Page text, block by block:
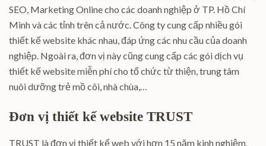
SEO, Marketing Online cho các doanh nghiệp ở TP. Hồ Chí
Minh và các tỉnh trên cả nước. Công ty cung cấp nhiều gói
thiết kế website khác nhau, đáp ứng các nhu cầu của doanh
nghiệp. Ngoài ra, đơn vị này cũng cung cấp các gói dịch vụ
thiết kế website miễn phí cho tổ chức từ thiện, trung tâm
nuôi dưỡng trẻ mồ côi, nhà chùa,…
Đơn vị thiết kế website TRUST
TRUST là đơn vị thiết kể web với hơn 15 năm kinh nghiệm,